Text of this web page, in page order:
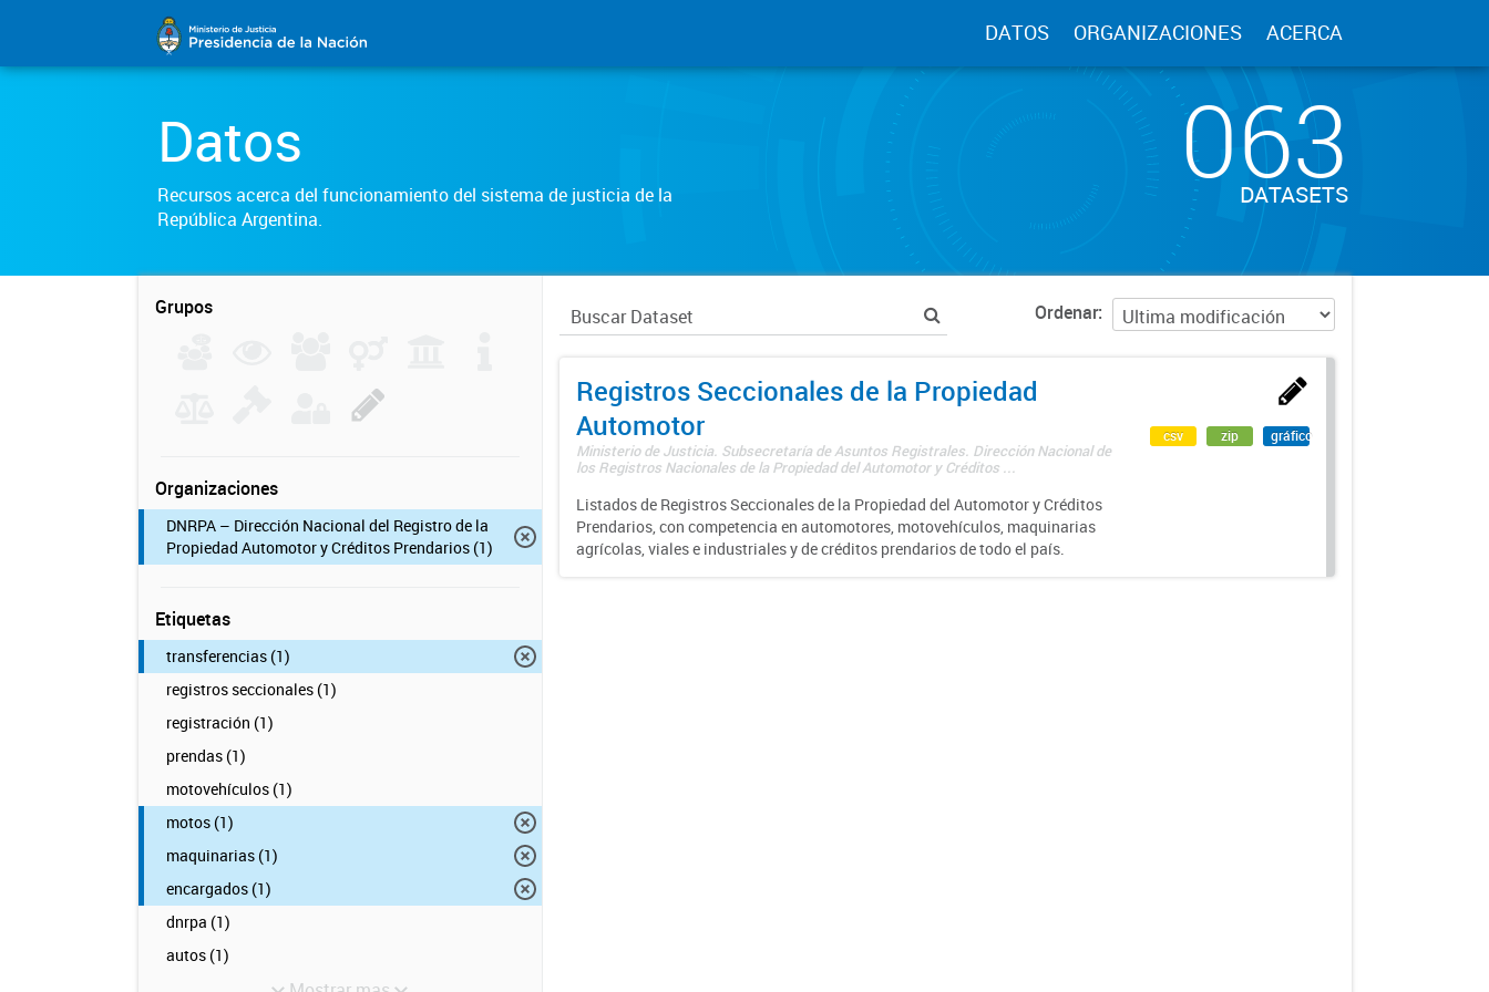
DATOS ORGANIZACIONES ACERCA
Datos
Recursos acerca del funcionamiento del sistema de justicia de la
República Argentina.
063
DATASETS
Grupos
Organizaciones
DNRPA – Dirección Nacional del Registro de la
Propiedad Automotor y Créditos Prendarios (1)
Etiquetas
transferencias (1)
registros seccionales (1)
registración (1)
prendas (1)
motovehículos (1)
motos (1)
maquinarias (1)
encargados (1)
dnrpa (1)
autos (1)
Ordenar
Registros Seccionales de la Propiedad
Automotor
Ministerio de Justicia. Subsecretaría de Asuntos Registrales. Dirección Nacional de
los Registros Nacionales de la Propiedad del Automotor y Créditos ...
Listados de Registros Seccionales de la Propiedad del Automotor y Créditos
Prendarios, con competencia en automotores, motovehículos, maquinarias
agrícolas, viales e industriales y de créditos prendarios de todo el país.
csv zip gráfico